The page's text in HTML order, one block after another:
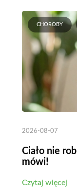
CHOROBY
2026-08-07
Ciało nie
mówi!
Czytaj więcej